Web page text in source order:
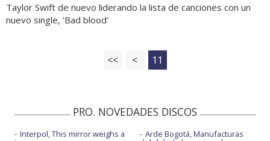
Taylor Swift de nuevo liderando la lista de canciones con un
nuevo single, 'Bad blood'
<< < 11
PRO. NOVEDADES DISCOS
Interpol, This mirror weighs a Arde Bogotá, Manufacturas